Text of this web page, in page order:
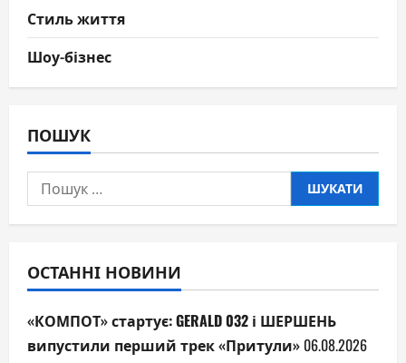
Стиль життя
Шоу-бізнес
ПОШУК
Пошук:
ОСТАННІ НОВИНИ
«КОМПОТ» стартує: GERALD 032 і ШЕРШЕНЬ
випустили перший трек «Притули» 06.08.2026